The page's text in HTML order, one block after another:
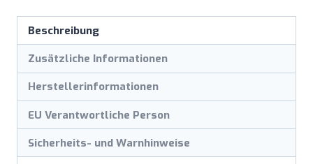
Beschreibung
Zusätzliche Informationen
Herstellerinformationen
EU Verantwortliche Person
Sicherheits- und Warnhinweise